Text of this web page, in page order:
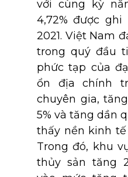
với cùng kỳ
4,72% được
2021. Việt Nam
trong quý đầu
phức tạp của
ổn địa chính
chuyên gia,
5% và tăng dần
thấy nền kinh
Trong đó, khu
thủy sản tăng